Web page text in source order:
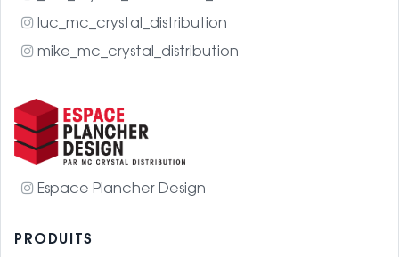
luc_mc_crystal_distribution
mike_mc_crystal_distribution
Espace Plancher Design
PRODUITS